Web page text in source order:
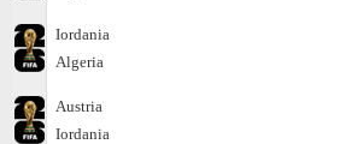
Iordania
Algeria
Austria
Iordania